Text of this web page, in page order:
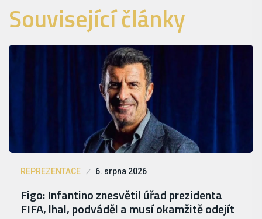
Související články
REPREZENTACE 6. srpna 2026
Figo: Infantino znesvětil úřad prezidenta
FIFA, lhal, podváděl a musí okamžitě odejít